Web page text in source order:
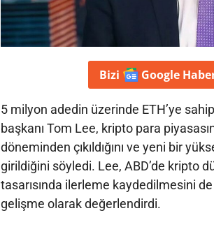
Bizi Google
5 milyon adedin üzerinde ETH’ye
başkanı Tom Lee, kripto para
döneminden çıkıldığını ve yeni bir
girildiğini söyledi. Lee, ABD’de kripto
tasarısında ilerleme kaydedilmesini
gelişme olarak değerlendirdi.